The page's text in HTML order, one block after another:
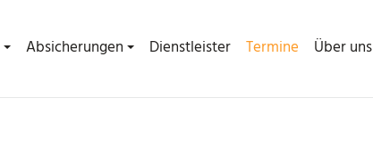
Absicherungen Dienstleister Termine Über uns